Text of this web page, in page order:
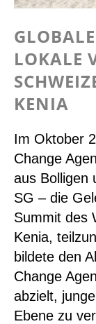
LOKALE
KENIA
Im Oktober
Change
aus Bolligen
SG – die
Summit des
Kenia,
bildete den
Change
abzielt,
Ebene zu